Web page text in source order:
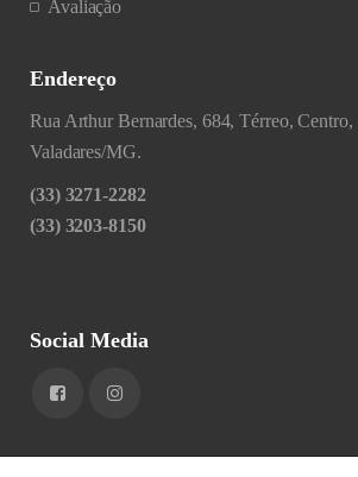
Avaliação
Endereço
Rua Arthur Bernardes, 684, Térreo,
Valadares/MG.
(33) 3271-2282
(33) 3203-8150
Social Media